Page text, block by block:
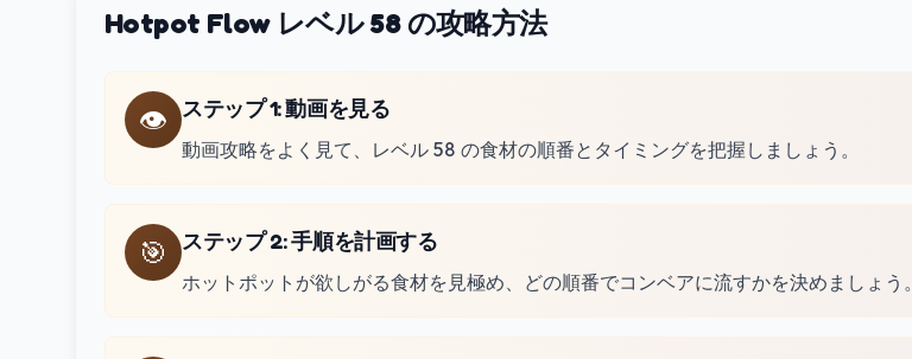
Hotpot Flow レベル 58 の攻略方法
👁️ ステップ 1:動画を見る
動画攻略をよく見て、レベル 58 の食材の順番とタイミングを把握しましょう。
🎯 ステップ 2:手順を計画する
ホットポットが欲しがる食材を見極め、どの順番でコンベアに流すかを決めましょう。